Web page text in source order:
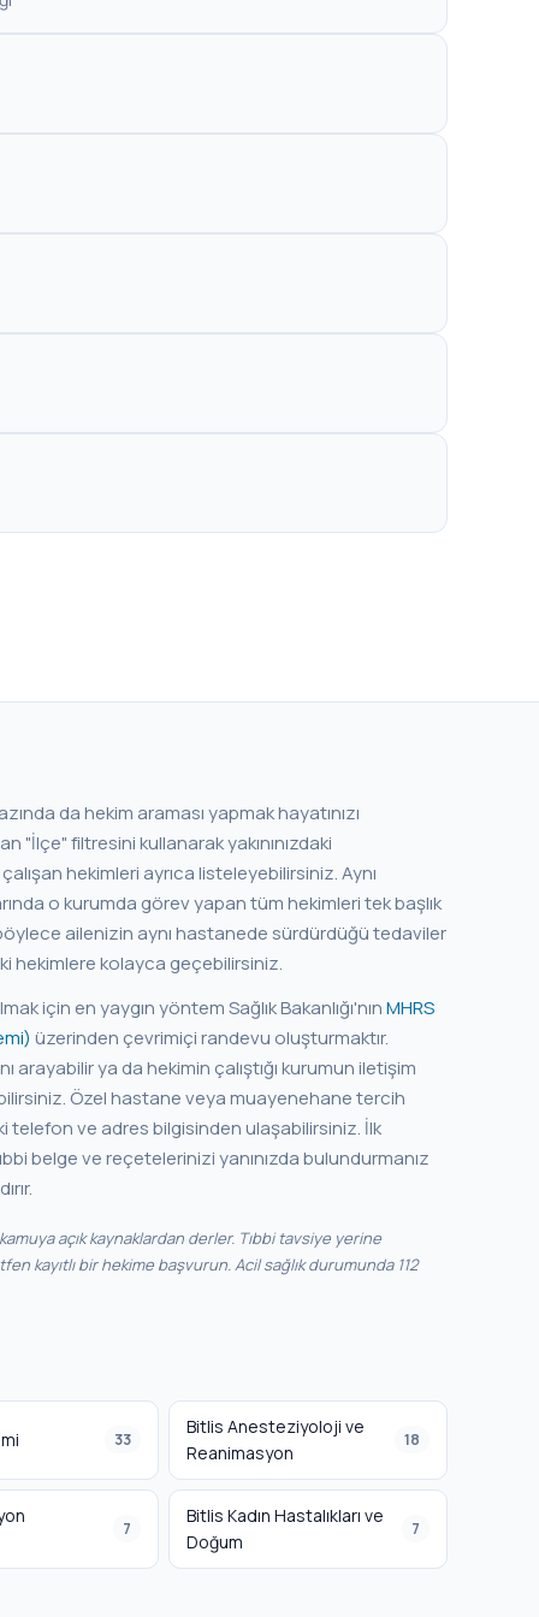
da hekim araması yapmak hayatınızı
hekimleri ayrıca listeleyebilirsiniz. Aynı
o kurumda görev yapan tüm hekimleri tek başlık
hekimlere kolayca geçebilirsiniz.
için en yaygın yöntem Sağlık Bakanlığı'nınMHRS
üzerinden çevrimiçi randevu oluşturmaktır.
arayabilir ya da hekimin çalıştığı kurumun iletişim
tercih
ve adres bilgisinden ulaşabilirsiniz. İlk
belge ve reçetelerinizi yanınızda bulundurmanız
açık kaynaklardan derler. Tıbbi tavsiye yerine
kayıtlı bir hekime başvurun. Acil sağlık durumunda 112
33
Bitlis Anesteziyoloji ve
Reanimasyon
18
7
Bitlis Kadın Hastalıkları ve
Doğum
7